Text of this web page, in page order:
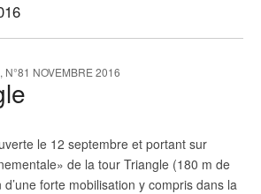
, N°81 NOVEMBRE 2016
le 12 septembre et portant sur
de la tour Triangle (180 m de
d’une forte mobilisation y compris dans la